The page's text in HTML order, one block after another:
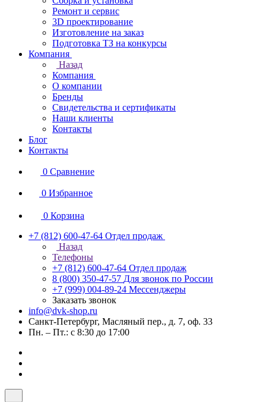
Ремонт и сервис
3D проектирование
Изготовление на заказ
Подготовка ТЗ на конкурсы
Компания
Назад
Компания
О компании
Бренды
Свидетельства и сертификаты
Наши клиенты
Контакты
Блог
Контакты
0 Сравнение
0 Избранное
0 Корзина
+7 (812) 600-47-64 Отдел продаж
Назад
Телефоны
+7 (812) 600-47-64 Отдел продаж
8 (800) 350-47-57 Для звонок по России
+7 (999) 004-89-24 Мессенджеры
Заказать звонок
info@dvk-shop.ru
Санкт-Петербург, Масляный пер., д. 7, оф. 33
Пн. – Пт.: с 8:30 до 17:00